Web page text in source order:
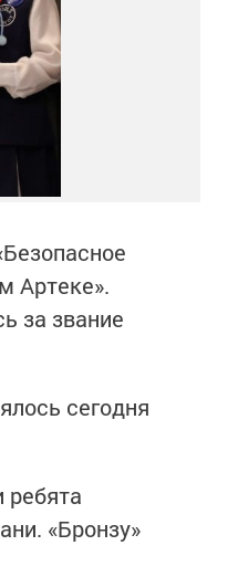
Артеке».
за звание
сегодня
ребята
«Бронзу»